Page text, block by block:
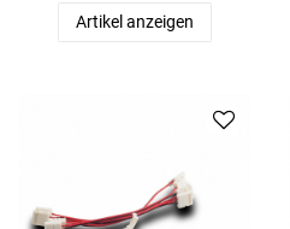
Artikel anzeigen